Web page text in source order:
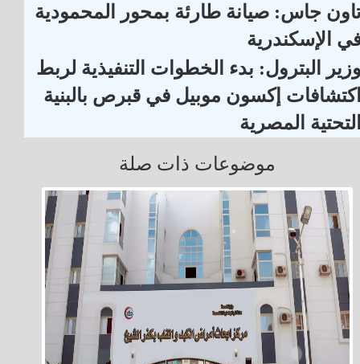
جاس: صيانة طارئة بمحور المحمودية
الإسكندرية
البترول: بدء الخطوات التنفيذية لربط
إكسون موبيل في قبرص بالبنية
المصرية
موضوعات ذات صلة